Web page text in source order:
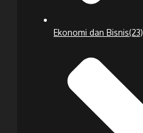
Ekonomi dan Bisnis(23)